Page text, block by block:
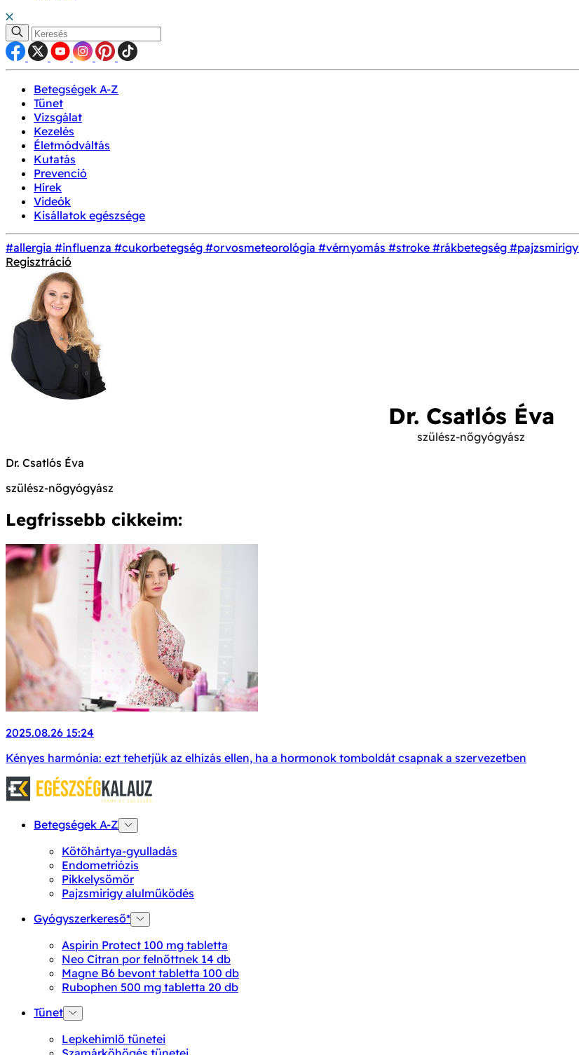
Betegségek A-Z
Tünet
Vizsgálat
Kezelés
Életmódváltás
Kutatás
Prevenció
Hírek
Videók
Kisállatok egészsége
#allergia #influenza #cukorbetegség #orvosmeteorológia #vérnyomás #stroke #rákbetegség #pajzsmirigy
Regisztráció
Dr. Csatlós Éva
szülész-nőgyógyász
Dr. Csatlós Éva
szülész-nőgyógyász
Legfrissebb cikkeim:
2025.08.26 15:24
Kényes harmónia: ezt tehetjük az elhízás ellen, ha a hormonok tomboldát csapnak a szervezetben
Betegségek A-Z
Kötőhártya-gyulladás
Endometriózis
Pikkelysömör
Pajzsmirigy alulműködés
Gyógyszerkereső*
Aspirin Protect 100 mg tabletta
Neo Citran por felnőttnek 14 db
Magne B6 bevont tabletta 100 db
Rubophen 500 mg tabletta 20 db
Tünet
Lepkehimlő tünetei